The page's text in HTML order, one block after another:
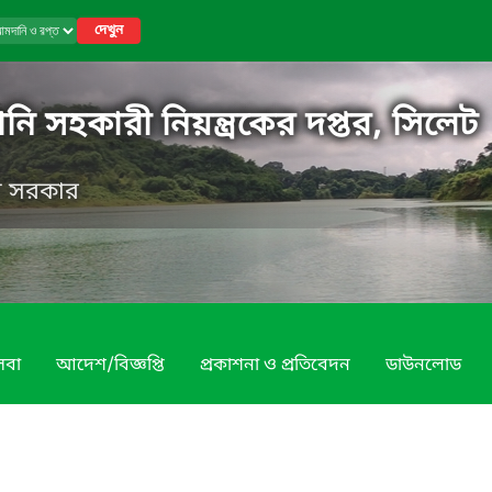
দেখুন
সহকারী নিয়ন্ত্রকের দপ্তর, সিলেট
সরকার
আদেশ/বিজ্ঞপ্তি প্রকাশনা ও প্রতিবেদন ডাউনলোড